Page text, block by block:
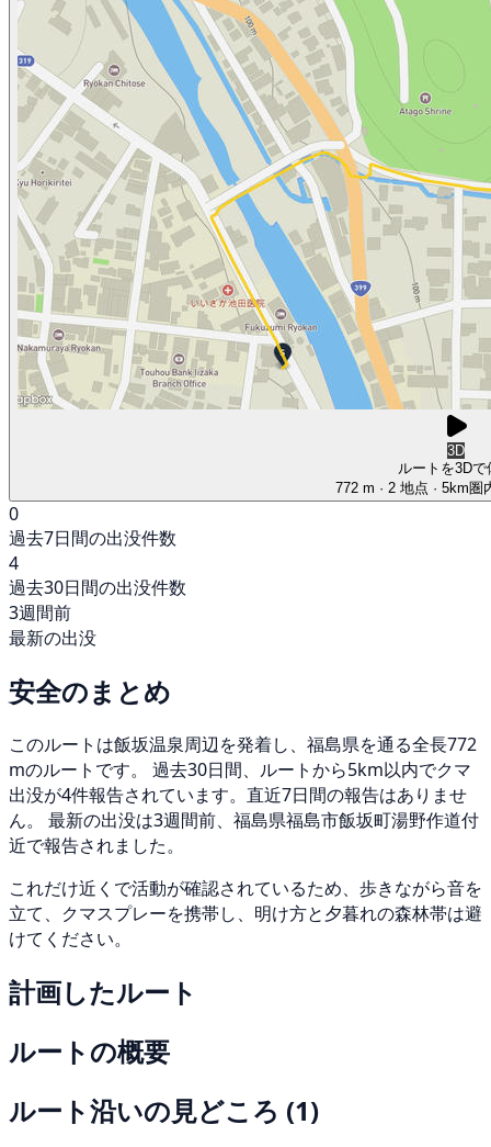
3D
ルートを3Dで
772 m · 2 地点 · 5km圏
0
過去7日間の出没件数
4
過去30日間の出没件数
3週間前
最新の出没
安全のまとめ
このルートは飯坂温泉周辺を発着し、福島県を通る全長772
mのルートです。 過去30日間、ルートから5km以内でクマ
出没が4件報告されています。直近7日間の報告はありませ
ん。 最新の出没は3週間前、福島県福島市飯坂町湯野作道付
近で報告されました。
これだけ近くで活動が確認されているため、歩きながら音を
立て、クマスプレーを携帯し、明け方と夕暮れの森林帯は避
けてください。
計画したルート
ルートの概要
ルート沿いの見どころ (1)